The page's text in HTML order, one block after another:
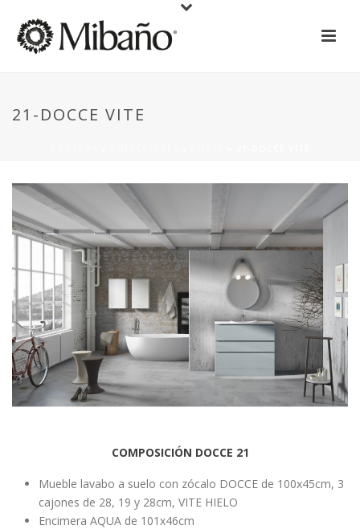
21-DOCCE VITE
COMPOSICIÓN DOCCE 21
Mueble lavabo a suelo con zócalo DOCCE de 100x45cm, 3
cajones de 28, 19 y 28cm, VITE HIELO
Encimera AQUA de 101x46cm